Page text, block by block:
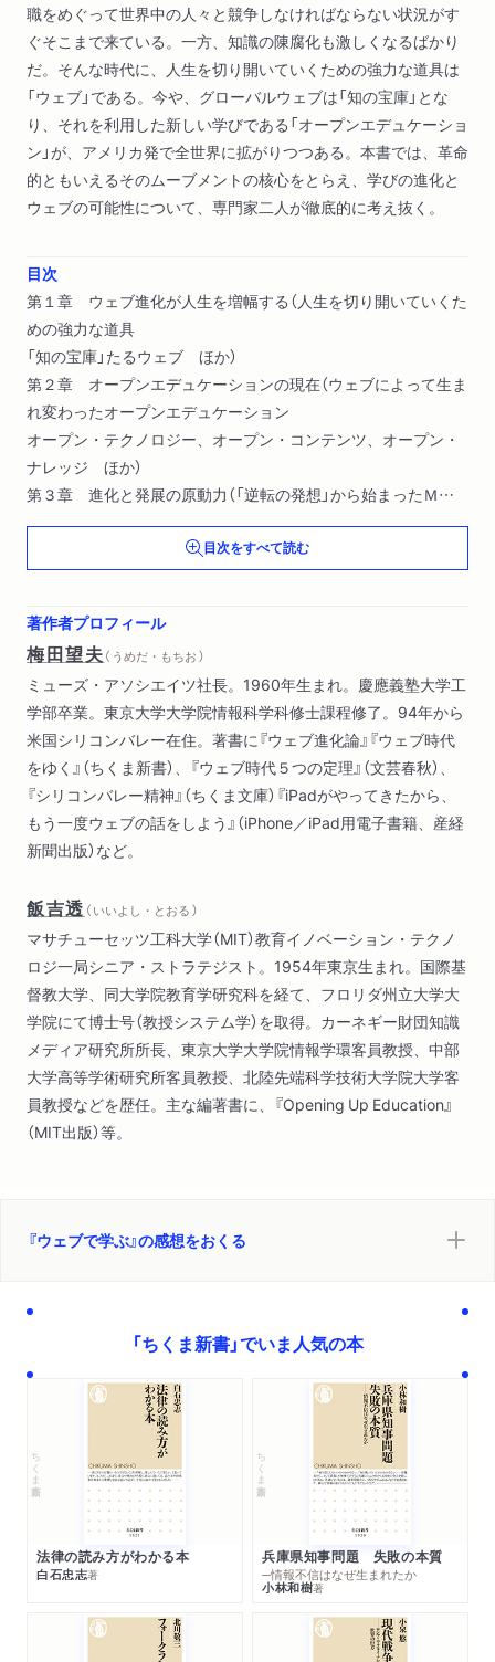
職をめぐって世界中の人々と競争しなければならない状況がす
ぐそこまで来ている。一方、知識の陳腐化も激しくなるばかり
だ。そんな時代に、人生を切り開いていくための強力な道具は
「ウェブ」である。今や、グローバルウェブは「知の宝庫」とな
り、それを利用した新しい学びである「オープンエデュケーショ
ン」が、アメリカ発で全世界に拡がりつつある。本書では、革命
的ともいえるそのムーブメントの核心をとらえ、学びの進化と
ウェブの可能性について、専門家二人が徹底的に考え抜く。
目次
第１章 ウェブ進化が人生を増幅する（人生を切り開いていくた
めの強力な道具
「知の宝庫」たるウェブ ほか）
第２章 オープンエデュケーションの現在（ウェブによって生ま
れ変わったオープンエデュケーション
オープン・テクノロジー、オープン・コンテンツ、オープン・
ナレッジ ほか）
第３章 進化と発展の原動力（「逆転の発想」から始まったＭＩ
Ｔオープンコースウェア
「互助精神」「フロンティア精神」「いたずら心」「宗教的信念」 ほ
か）
のように使っているか
アメリカの大学と「閉じ込めのシステム」 ほか）
第５章 オープンエデュケーションと日本人、そして未来へ
（「残りのすべての人々のため」の教育？
英語圏と非英語圏で違いはあるか ほか）
目次をすべて読む
著作者プロフィール
梅田望夫（ うめだ・もちお ）
ミューズ・アソシエイツ社長。1960年生まれ。慶應義塾大学工
学部卒業。東京大学大学院情報科学科修士課程修了。94年から
米国シリコンバレー在住。著書に『ウェブ進化論』『ウェブ時代
をゆく』（ちくま新書）、『ウェブ時代５つの定理』（文芸春秋）、
『シリコンバレー精神』（ちくま文庫）『iPadがやってきたから、
もう一度ウェブの話をしよう』（iPhone／iPad用電子書籍、産経
新聞出版）など。
飯吉透 （ いいよし・とおる ）
マサチューセッツ工科大学（MIT）教育イノベーション・テクノ
ロジ一局シニア・ストラテジスト。1954年東京生まれ。国際基
督教大学、同大学院教育学研究科を経て、フロリダ州立大学大
学院にて博士号（教授システム学）を取得。カーネギー財団知識
メディア研究所所長、東京大学大学院情報学環客員教授、中部
大学高等学術研究所客員教授、北陸先端科学技術大学院大学客
員教授などを歴任。主な編著書に、『Opening Up Education』
（MIT出版）等。
『ウェブで学ぶ』の感想をおくる
「ちくま新書」でいま人気の本
ちくま新書
法律の読み方がわかる本
白石忠志著
ちくま新書
兵庫県知事問題 失敗の本質
─情報不信はなぜ生まれたか
小林和樹著